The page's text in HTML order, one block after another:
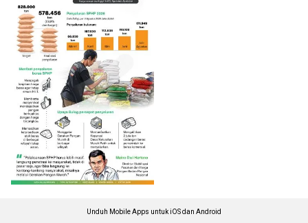
Unduh Mobile Apps untuk iOS dan Android